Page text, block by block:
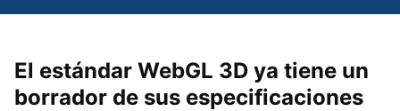
El estándar WebGL 3D ya tiene un
borrador de sus especificaciones